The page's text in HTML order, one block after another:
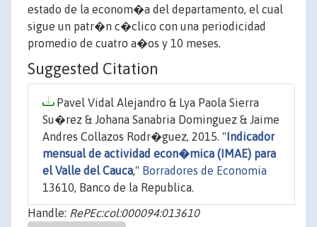
estado de la econom�a del departamento, el cual
sigue un patr�n c�clico con una periodicidad
promedio de cuatro a�os y 10 meses.
Suggested Citation
Pavel Vidal Alejandro & Lya Paola Sierra
Su�rez & Johana Sanabria Dominguez & Jaime
Andres Collazos Rodr�guez, 2015. " Indicador
mensual de actividad econ�mica (IMAE) para
el Valle del Cauca," Borradores de Economia
13610, Banco de la Republica.
Handle: RePEc:col:000094:013610